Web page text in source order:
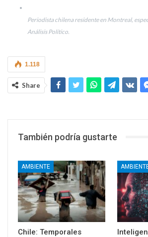
Periodista chilena residente en Montreal,
Análisis Político.
1.118
Share
También podría gustarte
AMBIENTE
Chile: Temporales